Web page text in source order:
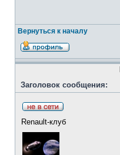
Вернуться к началу
Заголовок сообщения:
Renault-клуб